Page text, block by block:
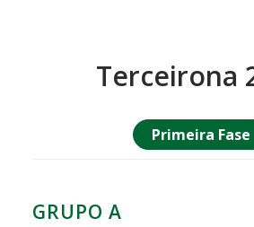
Terceirona
Primeira Fase
GRUPO A